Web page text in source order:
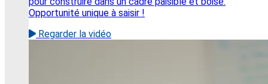
Opportunité unique à saisir !
Regarder la vidéo